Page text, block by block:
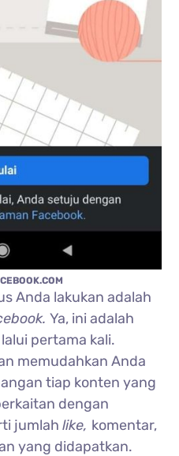
Anda lakukan adalah
Ya, ini adalah
pertama kali.
memudahkan Anda
tiap konten yang
dengan
jumlahlike, komentar,
yang didapatkan.